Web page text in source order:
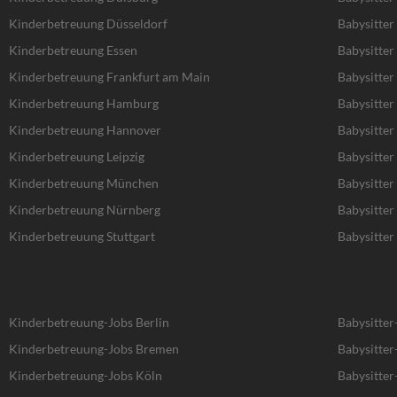
Kinderbetreuung Düsseldorf
Kinderbetreuung Essen
Kinderbetreuung Frankfurt am Main
Kinderbetreuung Hamburg
Kinderbetreuung Hannover
Kinderbetreuung Leipzig
Kinderbetreuung München
Kinderbetreuung Nürnberg
Kinderbetreuung Stuttgart
Babysitter
Babysitter
Kinderbetreuung-Jobs Berlin
Kinderbetreuung-Jobs Bremen
Kinderbetreuung-Jobs Köln